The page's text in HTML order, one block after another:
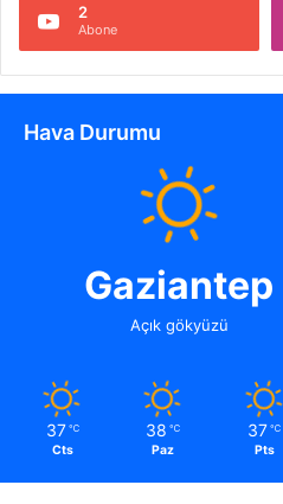
2
Abone
Hava Durumu
Gaziantep
Açık gökyüzü
37 ℃
Cts
38 ℃
Paz
37 ℃
Pts